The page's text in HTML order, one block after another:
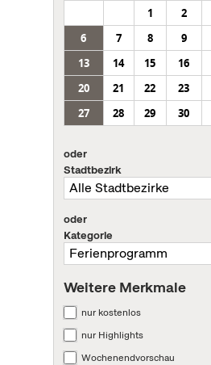
1
2
6
7 8 9
13
14 15 16
20
21 22 23
27
28 29 30
oder
Stadtbezirk
oder
Kategorie
Weitere Merkmale
nur kostenlos
nur Highlights
Wochenendvorschau